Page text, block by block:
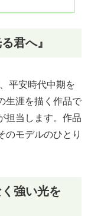
君へ』
平安時代中期を
生涯を描く作品で
担当します。作品
のモデルのひとり
強い光を